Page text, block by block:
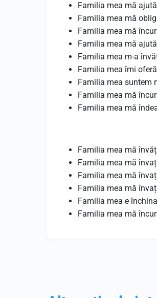
Familia mea mă
Familia mea mă
Familia mea mă
Familia mea mă
Familia mea m-a
Familia mea îmi
Familia mea suntem
Familia mea mă
Familia mea mă
Familia mea mă
Familia mea mă
Familia mea mă
Familia mea mă
Familia mea e
Familia mea mă